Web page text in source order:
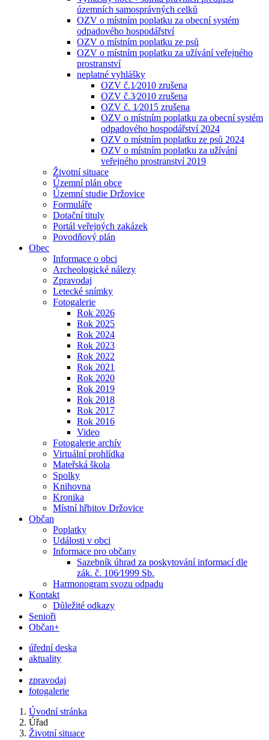
územních samosprávných celků
OZV o místním poplatku za obecní systém
odpadového hospodářství
OZV o místním poplatku ze psů
OZV o místním poplatku za užívání veřejného
prostranství
neplatné vyhlášky
OZV č.1⁄2010 zrušena
OZV č.3⁄2010 zrušena
OZV č. 1⁄2015 zrušena
OZV o místním poplatku za obecní systém
odpadového hospodářství 2024
OZV o místním poplatku ze psů 2024
OZV o místním poplatku za užívání
veřejného prostranství 2019
Životní situace
Územní plán obce
Územní studie Držovice
Formuláře
Dotační tituly
Portál veřejných zakázek
Povodňový plán
Obec
Informace o obci
Archeologické nálezy
Zpravodaj
Letecké snímky
Fotogalerie
Rok 2026
Rok 2025
Rok 2024
Rok 2023
Rok 2022
Rok 2021
Rok 2020
Rok 2019
Rok 2018
Rok 2017
Rok 2016
Video
Fotogalerie archív
Virtuální prohlídka
Mateřská škola
Spolky
Knihovna
Kronika
Místní hřbitov Držovice
Občan
Poplatky
Události v obci
Informace pro občany
Sazebník úhrad za poskytování informací dle
zák. č. 106⁄1999 Sb.
Harmonogram svozu odpadu
Kontakt
Důležité odkazy
Senioři
Občan+
úřední deska
aktuality
zpravodaj
fotogalerie
Úvodní stránka
Úřad
Životní situace